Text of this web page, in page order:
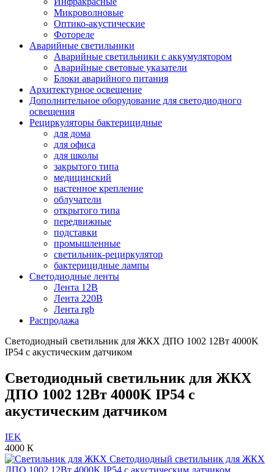
Микроволновые
Оптико-акустические
Фотореле
Аварийные светильники
Аварийные светильники с аккумулятором
Аварийные световые указатели
Блоки аварийного питания
Архитектурное освещение
Дополнительное оборудование для светодиодного
освещения
Рециркуляторы бактерицидные
для дома
для офиса
для школы
закрытого типа
медицинский
настенное крепление
облучатели
открытого типа
передвижные
подставки
промышленные
светильник-рециркулятор
бактерицидные лампы
Светодиодные ленты
Лента 12В
Лента 220В
Лента rgb
Распродажа
Светодиодный светильник для ЖКХ ДПО 1002 12Вт 4000K
IP54 с акустическим датчиком
Светодиодный светильник для ЖКХ
ДПО 1002 12Вт 4000K IP54 с
акустическим датчиком
IEK
4000 К